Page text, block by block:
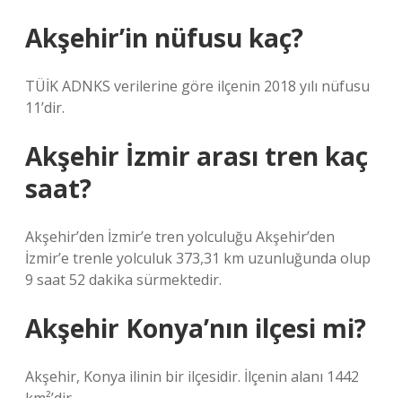
Akşehir’in nüfusu kaç?
TÜİK ADNKS verilerine göre ilçenin 2018 yılı nüfusu
11’dir.
Akşehir İzmir arası tren kaç
saat?
Akşehir’den İzmir’e tren yolculuğu Akşehir’den
İzmir’e trenle yolculuk 373,31 km uzunluğunda olup
9 saat 52 dakika sürmektedir.
Akşehir Konya’nın ilçesi mi?
Akşehir, Konya ilinin bir ilçesidir. İlçenin alanı 1442